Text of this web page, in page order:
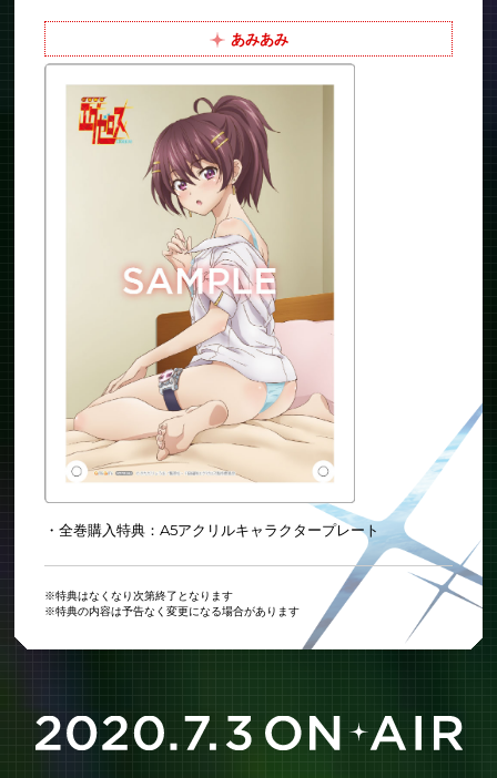
あみあみ
・全巻購入特典：A5アクリルキャラクタープレート
※特典はなくなり次第終了となります
※特典の内容は予告なく変更になる場合があります